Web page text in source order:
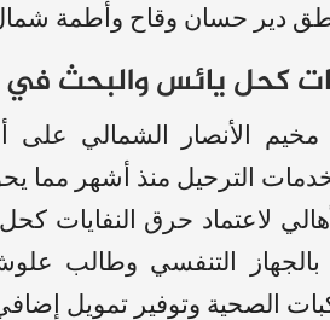
دير حسان وقاح وأطمة
كحل يائس والبحث في
الأنصار الشمالي على
الترحيل منذ أشهر مما
لاعتماد حرق النفايات
التنفسي وطالب
الصحية وتوفير تمويل